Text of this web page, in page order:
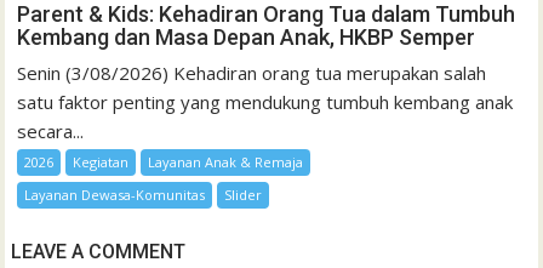
Parent & Kids: Kehadiran Orang Tua dalam Tumbuh
Kembang dan Masa Depan Anak, HKBP Semper
Senin (3/08/2026) Kehadiran orang tua merupakan salah
satu faktor penting yang mendukung tumbuh kembang anak
secara...
2026 Kegiatan
Layanan Anak & Remaja
Layanan Dewasa-Komunitas
Slider
LEAVE A COMMENT